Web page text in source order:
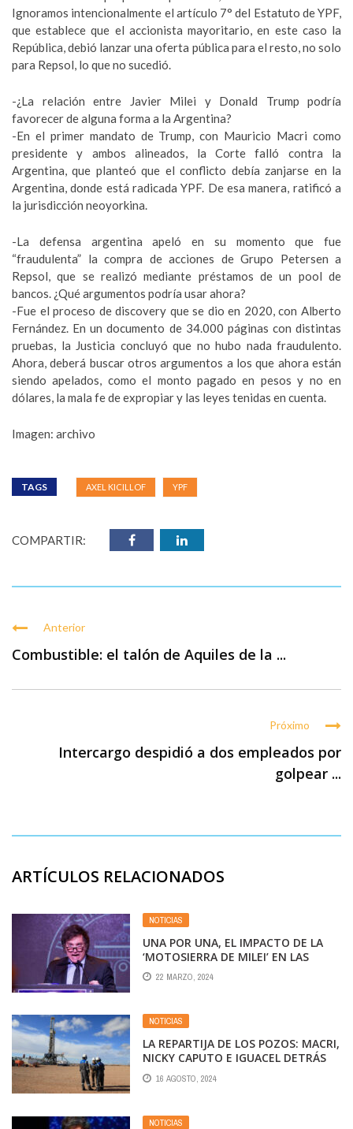
Ignoramos intencionalmente el artículo 7° del Estatuto de YPF,
que establece que el accionista mayoritario, en este caso la
República, debió lanzar una oferta pública para el resto, no solo
para Repsol, lo que no sucedió.
-¿La relación entre Javier Milei y Donald Trump podría
favorecer de alguna forma a la Argentina?
-En el primer mandato de Trump, con Mauricio Macri como
presidente y ambos alineados, la Corte falló contra la
Argentina, que planteó que el conflicto debía zanjarse en la
Argentina, donde está radicada YPF. De esa manera, ratificó a
la jurisdicción neoyorkina.
-La defensa argentina apeló en su momento que fue
“fraudulenta” la compra de acciones de Grupo Petersen a
Repsol, que se realizó mediante préstamos de un pool de
bancos. ¿Qué argumentos podría usar ahora?
-Fue el proceso de discovery que se dio en 2020, con Alberto
Fernández. En un documento de 34.000 páginas con distintas
pruebas, la Justicia concluyó que no hubo nada fraudulento.
Ahora, deberá buscar otros argumentos a los que ahora están
siendo apelados, como el monto pagado en pesos y no en
dólares, la mala fe de expropiar y las leyes tenidas en cuenta.
Imagen: archivo
TAGS AXEL KICILLOF YPF
COMPARTIR:
Anterior
Combustible: el talón de Aquiles de la ...
Próximo
Intercargo despidió a dos empleados por
golpear ...
ARTÍCULOS RELACIONADOS
NOTICIAS
UNA POR UNA, EL IMPACTO DE LA
‘MOTOSIERRA DE MILEI’ EN LAS
EMPRESAS PÚBLICAS
22 MARZO, 2024
NOTICIAS
LA REPARTIJA DE LOS POZOS: MACRI,
NICKY CAPUTO E IGUACEL DETRÁS
DE LOS POZOS DE YPF
16 AGOSTO, 2024
NOTICIAS